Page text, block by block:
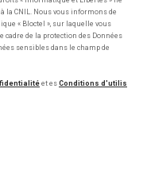
la CNIL. Nous vous informons de
« Bloctel », sur laquelle vous
cadre de la protection des Données
sensibles dans le champ de
et es Conditions d'utilis